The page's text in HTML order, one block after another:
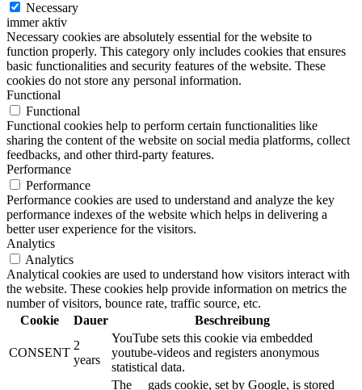
Necessary
immer aktiv
Necessary cookies are absolutely essential for the website to
function properly. This category only includes cookies that ensures
basic functionalities and security features of the website. These
cookies do not store any personal information.
Functional
Functional
Functional cookies help to perform certain functionalities like
sharing the content of the website on social media platforms, collect
feedbacks, and other third-party features.
Performance
Performance
Performance cookies are used to understand and analyze the key
performance indexes of the website which helps in delivering a
better user experience for the visitors.
Analytics
Analytics
Analytical cookies are used to understand how visitors interact with
the website. These cookies help provide information on metrics the
number of visitors, bounce rate, traffic source, etc.
Cookie
Dauer Beschreibung
CONSENT
2
years
YouTube sets this cookie via embedded
youtube-videos and registers anonymous
statistical data.
The __gads cookie, set by Google, is stored